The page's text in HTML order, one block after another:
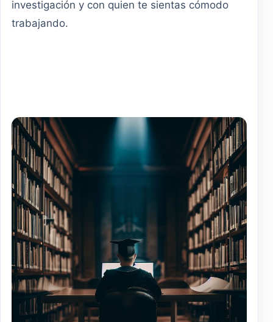
investigación y con quien te sientas cómodo
trabajando.